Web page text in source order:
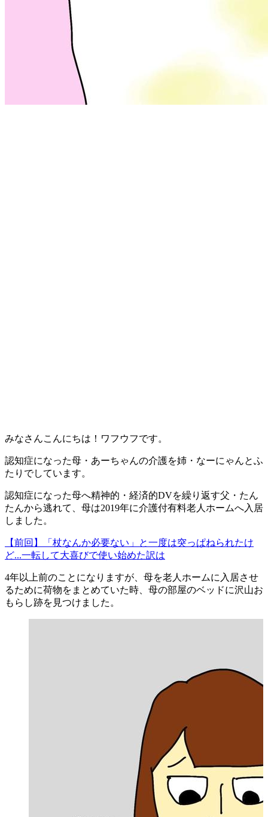
みなさんこんにちは！ワフウフです。
認知症になった母・あーちゃんの介護を姉・なーにゃんとふ
たりでしています。
認知症になった母へ精神的・経済的DVを繰り返す父・たん
たんから逃れて、母は2019年に介護付有料老人ホームへ入居
しました。
【前回】「杖なんか必要ない」と一度は突っぱねられたけ
ど...一転して大喜びで使い始めた訳は
4年以上前のことになりますが、母を老人ホームに入居させ
るために荷物をまとめていた時、母の部屋のベッドに沢山お
もらし跡を見つけました。